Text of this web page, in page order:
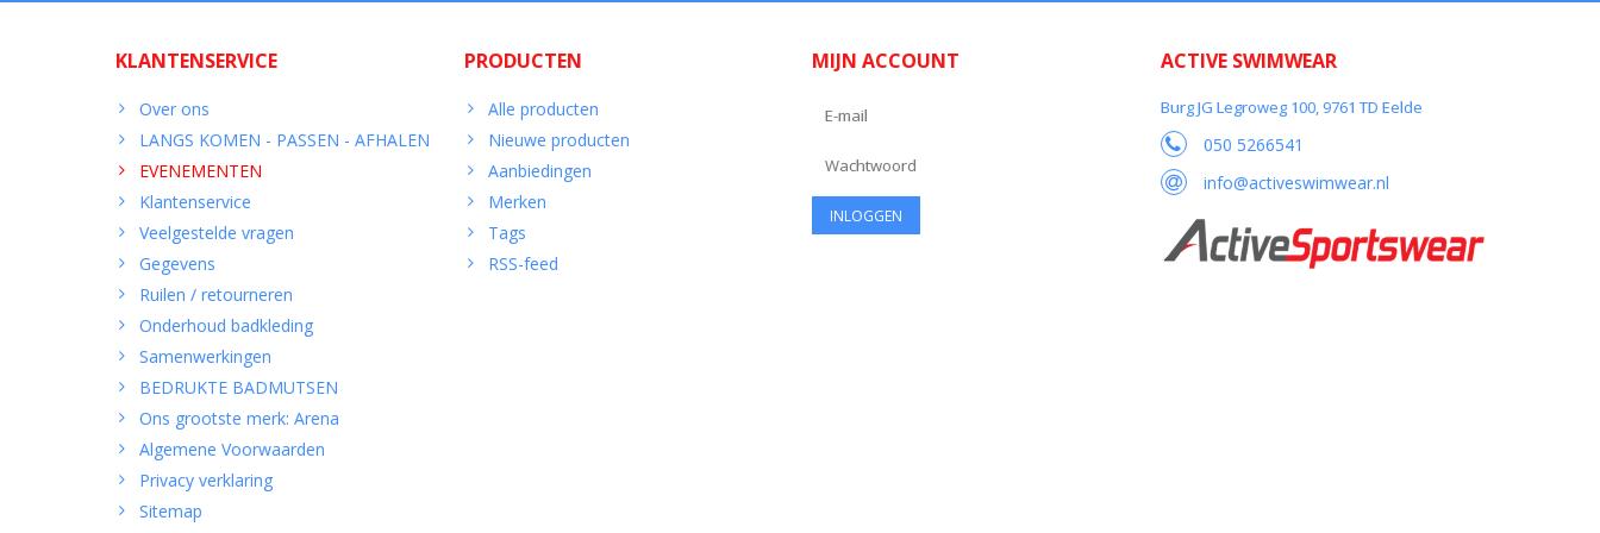
KLANTENSERVICE
Over ons
LANGS KOMEN - PASSEN - AFHALEN
EVENEMENTEN
Klantenservice
Veelgestelde vragen
Gegevens
Ruilen / retourneren
Onderhoud badkleding
Samenwerkingen
BEDRUKTE BADMUTSEN
Ons grootste merk: Arena
Algemene Voorwaarden
Privacy verklaring
Sitemap
PRODUCTEN
Alle producten
Nieuwe producten
Aanbiedingen
Merken
Tags
RSS-feed
MIJN ACCOUNT ACTIVE SWIMWEAR
Burg JG Legroweg 100, 9761 TD Eelde
050 5266541
info@activeswimwear.nl